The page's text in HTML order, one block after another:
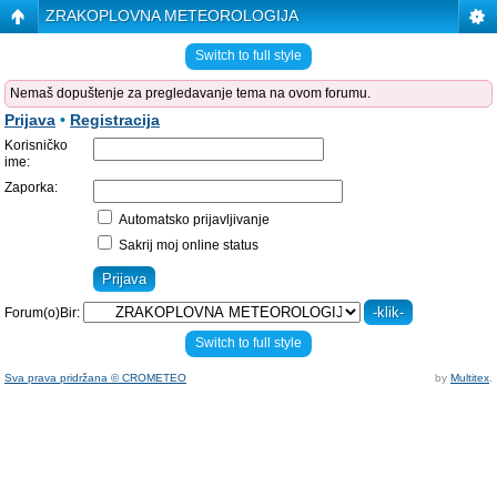
ZRAKOPLOVNA METEOROLOGIJA
Switch to full style
Nemaš dopuštenje za pregledavanje tema na ovom forumu.
Prijava • Registracija
Korisničko
ime:
Zaporka:
Automatsko prijavljivanje
Sakrij moj online status
Forum(o)Bir:
Switch to full style
Sva prava pridržana © CROMETEO by Multitex